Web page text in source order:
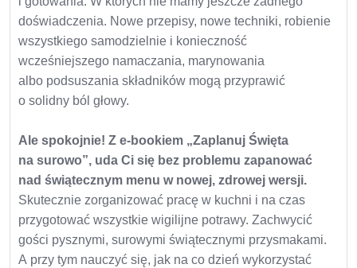
doświadczenia. Nowe przepisy, nowe techniki, robienie
wszystkiego samodzielnie i konieczność
wcześniejszego namaczania, marynowania
albo podsuszania składników mogą przyprawić
o solidny ból głowy.
Ale spokojnie! Z e-bookiem „Zaplanuj Święta
na surowo”, uda Ci się bez problemu zapanować
nad świątecznym menu w nowej, zdrowej wersji.
Skutecznie zorganizować pracę w kuchni i na czas
przygotować wszystkie wigilijne potrawy. Zachwycić
gości pysznymi, surowymi świątecznymi przysmakami.
A przy tym nauczyć się, jak na co dzień wykorzystać